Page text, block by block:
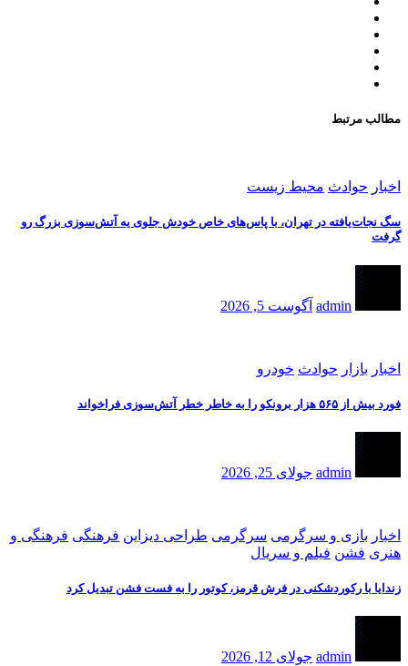
مطالب مرتبط
اخبار حوادث محیط زیست
سگ نجات‌یافته در تهران، با پاس‌های خاص خودش جلوی یه آتش‌سوزی بزرگ رو
گرفت
admin آگوست 5, 2026
اخبار بازار حوادث خودرو
فورد بیش از ۵۶۵ هزار برونکو را به خاطر خطر آتش‌سوزی فراخواند
admin جولای 25, 2026
اخبار بازی و سرگرمی سرگرمی طراحی دیزاین فرهنگی فرهنگی و
هنری فشن فیلم و سریال
زندایا با رکوردشکنی در فرش قرمز، کوتور را به فست فشن تبدیل کرد
admin جولای 12, 2026